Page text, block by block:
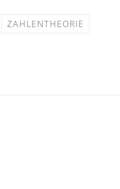
ZAHLENTHEORIE